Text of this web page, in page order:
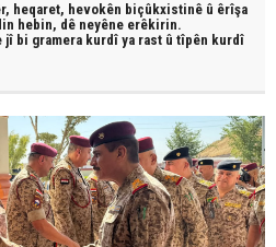
heqaret, hevokên biçûkxistinê û êrîşa
hebin, dê neyêne erêkirin.
jî bi gramera kurdî ya rast û tîpên kurdî